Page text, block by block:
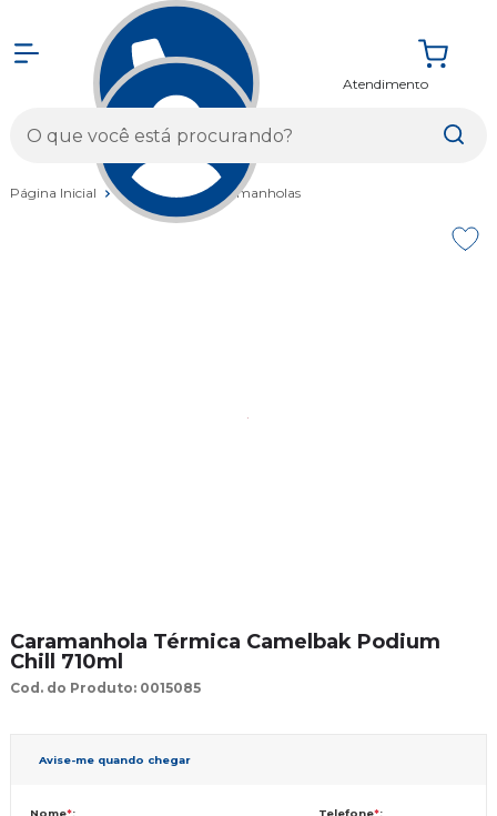
Atendimento
Página Inicial Acessórios Caramanholas
Caramanhola Térmica Camelbak Podium
Chill 710ml
Cod. do Produto: 0015085
Avise-me quando chegar
Nome*: Telefone*: